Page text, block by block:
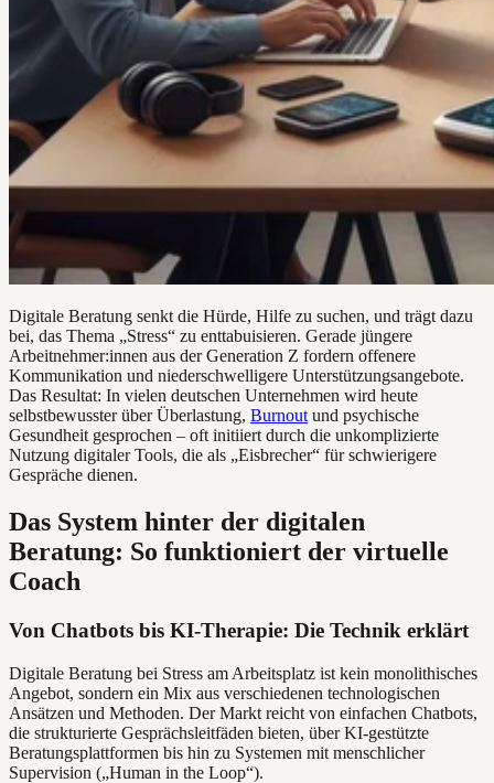
Digitale Beratung senkt die Hürde, Hilfe zu suchen, und trägt dazu
bei, das Thema „Stress“ zu enttabuisieren. Gerade jüngere
Arbeitnehmer:innen aus der Generation Z fordern offenere
Kommunikation und niederschwelligere Unterstützungsangebote.
Das Resultat: In vielen deutschen Unternehmen wird heute
selbstbewusster über Überlastung, Burnout und psychische
Gesundheit gesprochen – oft initiiert durch die unkomplizierte
Nutzung digitaler Tools, die als „Eisbrecher“ für schwierigere
Gespräche dienen.
Das System hinter der digitalen
Beratung: So funktioniert der virtuelle
Coach
Von Chatbots bis KI-Therapie: Die Technik erklärt
Digitale Beratung bei Stress am Arbeitsplatz ist kein monolithisches
Angebot, sondern ein Mix aus verschiedenen technologischen
Ansätzen und Methoden. Der Markt reicht von einfachen Chatbots,
die strukturierte Gesprächsleitfäden bieten, über KI-gestützte
Beratungsplattformen bis hin zu Systemen mit menschlicher
Supervision („Human in the Loop“).